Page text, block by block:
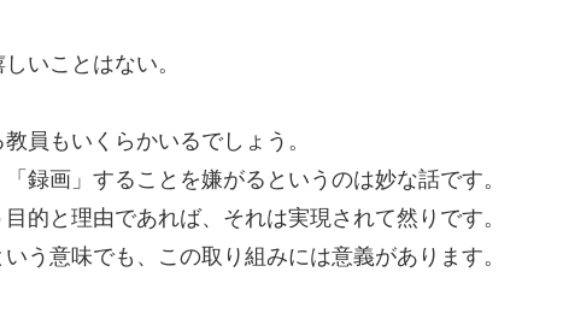
いことはない。
員もいくらかいるでしょう。
録画」することを嫌がるというのは妙な話です。
的と理由であれば、それは実現されて然りです。
う意味でも、この取り組みには意義があります。